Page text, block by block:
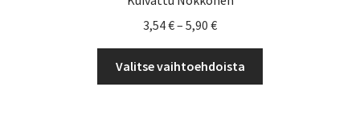
3,54€– 5,90 €Hintaluokka:
-
5,90 €
Valitse vaihtoehdoista